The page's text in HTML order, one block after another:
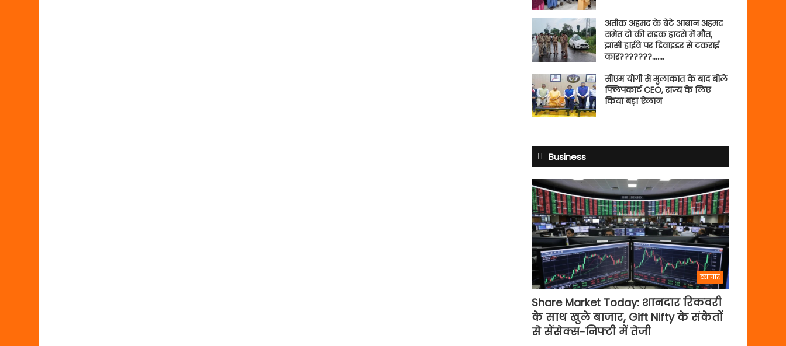
अतीक अहमद के बेटे आबान अहमद
समेत दो की सड़क हादसे में मौत,
झांसी हाईवे पर डिवाइडर से टकराई
कार???????…….
सीएम योगी से मुलाकात के बाद बोले
फ्लिपकार्ट CEO, राज्य के लिए
किया बड़ा ऐलान
Business
व्यापार
Share Market Today: शानदार रिकवरी
के साथ खुले बाजार, Gift Nifty के संकेतों
से सेंसेक्स-निफ्टी में तेजी